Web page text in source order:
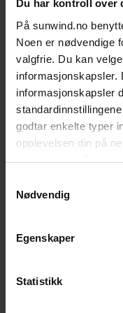
Du har kontroll over
På sunwind.no
Noen er nødvendige
valgfrie. Du kan
informasjonskapsler.
informasjonskapsler
godtar enkelte typer
opplevelsen din på
Les mer om vår
Nødvendig
Egenskaper
Statistikk
Artikel Värme
arrow_right_alt